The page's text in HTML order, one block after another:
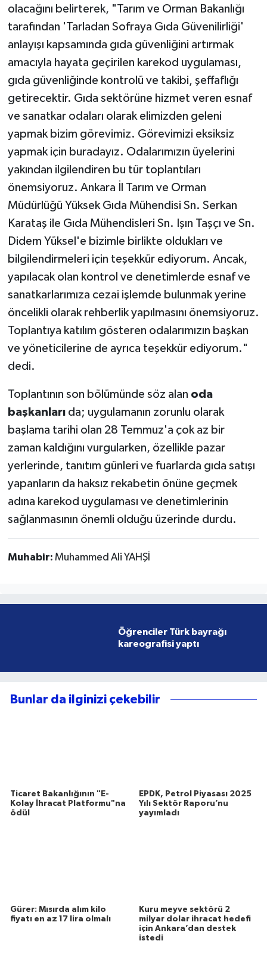
olacağını belirterek, "Tarım ve Orman Bakanlığı
tarafından 'Tarladan Sofraya Gıda Güvenilirliği'
anlayışı kapsamında gıda güvenliğini artırmak
amacıyla hayata geçirilen karekod uygulaması,
gıda güvenliğinde kontrolü ve takibi, şeffaflığı
getirecektir. Gıda sektörüne hizmet veren esnaf
ve sanatkar odaları olarak elimizden geleni
yapmak bizim görevimiz. Görevimizi eksiksiz
yapmak için buradayız. Odalarımızın üyelerini
yakından ilgilendiren bu tür toplantıları
önemsiyoruz. Ankara İl Tarım ve Orman
Müdürlüğü Yüksek Gıda Mühendisi Sn. Serkan
Karataş ile Gıda Mühendisleri Sn. Işın Taşçı ve Sn.
Didem Yüksel'e bizimle birlikte oldukları ve
bilgilendirmeleri için teşekkür ediyorum. Ancak,
yapılacak olan kontrol ve denetimlerde esnaf ve
sanatkarlarımıza cezai işlemde bulunmak yerine
öncelikli olarak rehberlik yapılmasını önemsiyoruz.
Toplantıya katılım gösteren odalarımızın başkan
ve yöneticilerine de ayrıca teşekkür ediyorum."
dedi.
Toplantının son bölümünde söz alan oda
başkanlarıda; uygulamanın zorunlu olarak
başlama tarihi olan 28 Temmuz'a çok az bir
zaman kaldığını vurgularken, özellikle pazar
yerlerinde, tanıtım günleri ve fuarlarda gıda satışı
yapanların da haksız rekabetin önüne geçmek
adına karekod uygulaması ve denetimlerinin
sağlanmasının önemli olduğu üzerinde durdu.
Muhabir: Muhammed Ali YAHŞİ
Öğrenciler Türk bayrağı
kareografisi yaptı
Bunlar da ilginizi çekebilir
Ticaret Bakanlığının "E-
Kolay İhracat Platformu"na
ödül
EPDK, Petrol Piyasası 2025
Yılı Sektör Raporu’nu
yayımladı
Gürer: Mısırda alım kilo
fiyatı en az 17 lira olmalı
Kuru meyve sektörü 2
milyar dolar ihracat hedefi
için Ankara’dan destek
istedi